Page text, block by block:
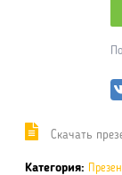
Cкачать
Категория: